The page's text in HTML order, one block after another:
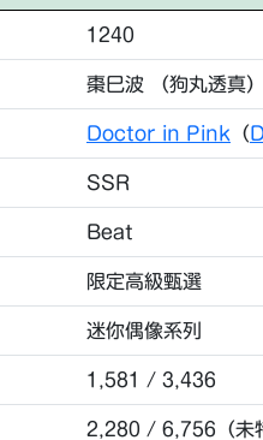
1240
棗巳波 （狗丸透真）
Doctor in Pink （
SSR
Beat
限定高級甄選
迷你偶像系列
1,581 / 3,436
2,280 / 6,756（未